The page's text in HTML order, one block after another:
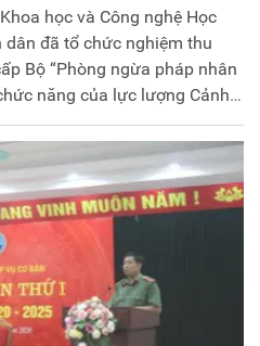
học và Công nghệ Học
dân đã tổ chức nghiệm thu
Bộ “Phòng ngừa pháp nhân
năng của lực lượng Cảnh
do Học viện Chính
đồng chí Trung tá, TS
Khoa, Khoa Luật, Học viện
Chủ nhiệm đề tài. Đồng chí
Dân, Giám đốc Học viện
Chủ tịch Hội đồng